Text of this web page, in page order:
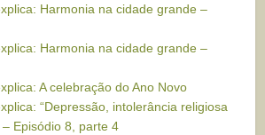
Harmonia na cidade grande –
Harmonia na cidade grande –
A celebração do Ano Novo
“Depressão, intolerância religiosa
– Episódio 8, parte 4